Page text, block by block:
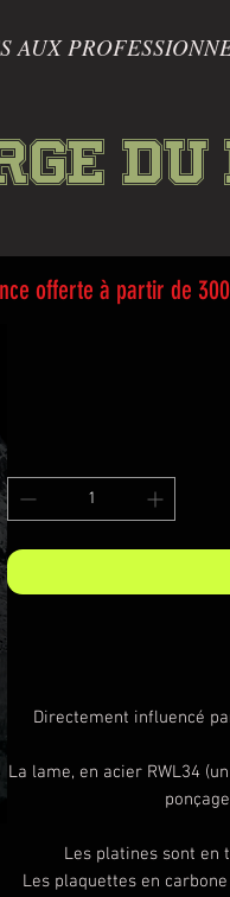
AUX
du
offerte à partir de
Directement influencé
La lame, en acier RWL34
Les platines sont en
Les plaquettes en